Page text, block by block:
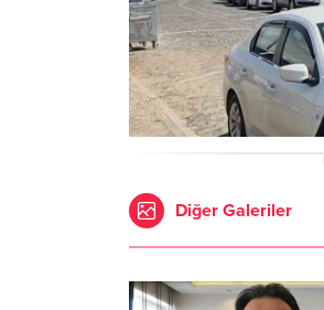
Diğer Galeriler